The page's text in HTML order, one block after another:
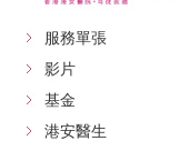
服務單張
影片
基金
港安醫生